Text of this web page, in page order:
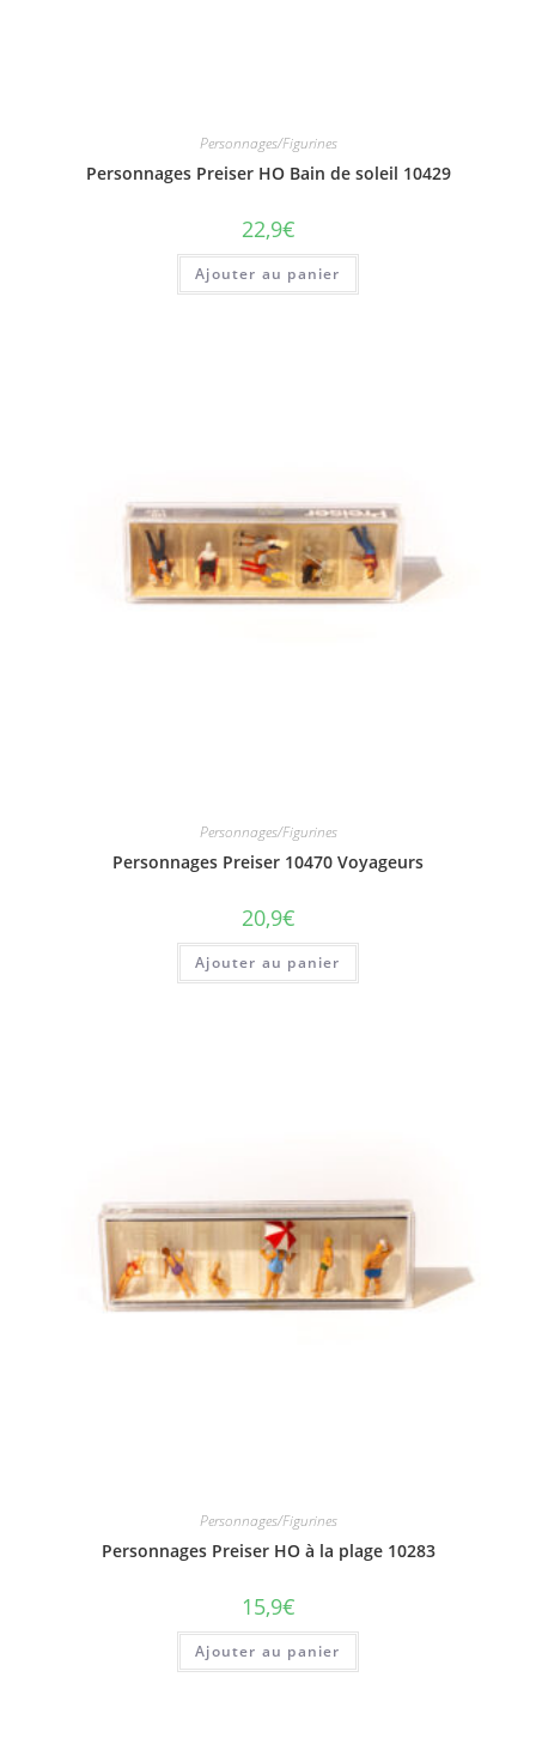
Personnages/Figurines
Personnages Preiser HO Bain de soleil 10429
22,9€
Ajouter au panier
Personnages/Figurines
Personnages Preiser 10470 Voyageurs
20,9€
Ajouter au panier
Personnages/Figurines
Personnages Preiser HO à la plage 10283
15,9€
Ajouter au panier